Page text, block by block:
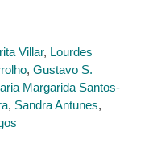
Villar, Lourdes
, Gustavo S.
Margarida Santos-
, Sandra Antunes,